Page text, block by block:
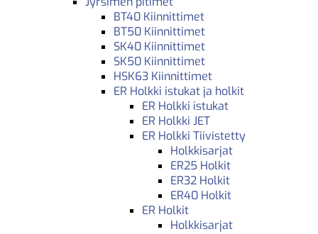
BT40 Kiinnittimet
BT50 Kiinnittimet
SK40 Kiinnittimet
SK50 Kiinnittimet
HSK63 Kiinnittimet
ER Holkki istukat ja holkit
ER Holkki istukat
ER Holkki JET
ER Holkki Tiivistetty
Holkkisarjat
ER25 Holkit
ER32 Holkit
ER40 Holkit
ER Holkit
Holkkisarjat